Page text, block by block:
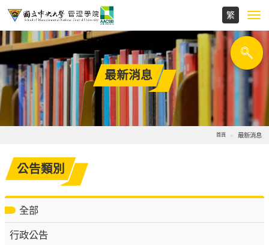
最新消息
首頁 最新消息
公告類別
全部
行政公告